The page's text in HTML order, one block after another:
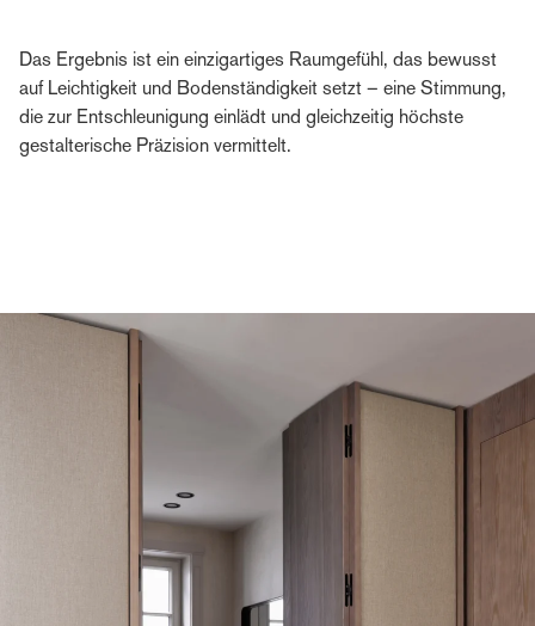
Das Ergebnis ist ein einzigartiges Raumgefühl, das bewusst
auf Leichtigkeit und Bodenständigkeit setzt – eine Stimmung,
die zur Entschleunigung einlädt und gleichzeitig höchste
gestalterische Präzision vermittelt.